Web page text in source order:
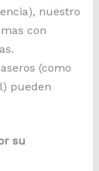
nuestro
con
(como
pueden
su